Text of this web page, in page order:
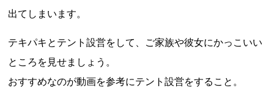
出てしまいます。
テキパキとテント設営をして、ご家族や彼女にかっこいい
ところを見せましょう。
おすすめなのが動画を参考にテント設営をすること。